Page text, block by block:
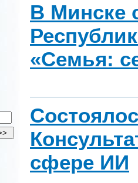
В Минске
«Семья:
сфере ИИ